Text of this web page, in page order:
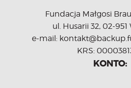
Fundacja Małgosi
ul. Husarii 32, 02-951
e-mail:
KRS:
KONTO: